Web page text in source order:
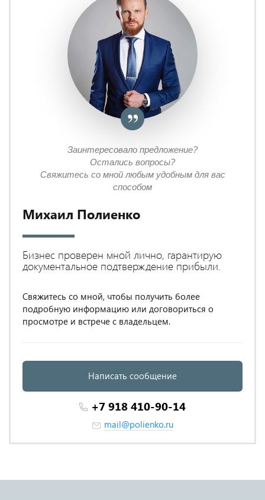
Заинтересовало предложение?
Остались вопросы?
Свяжитесь со мной любым удобным для вас
способом
Михаил Полиенко
Бизнес проверен мной лично, гарантирую
документальное подтверждение прибыли.
Свяжитесь со мной, чтобы получить более
подробную информацию или договориться о
просмотре и встрече с владельцем.
Написать сообщение
+7 918 410-90-14
mail@polienko.ru